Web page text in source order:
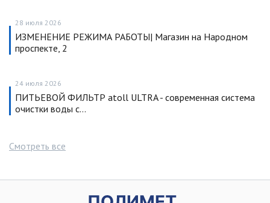
28 июля 2026
ИЗМЕНЕНИЕ РЕЖИМА РАБОТЫ| Магазин на Народном
проспекте, 2
24 июля 2026
ПИТЬЕВОЙ ФИЛЬТР atoll ULTRA - современная система
очистки воды с…
Смотреть все